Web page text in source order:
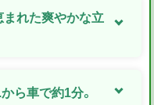
れた爽やかな立
ら車で約1分。